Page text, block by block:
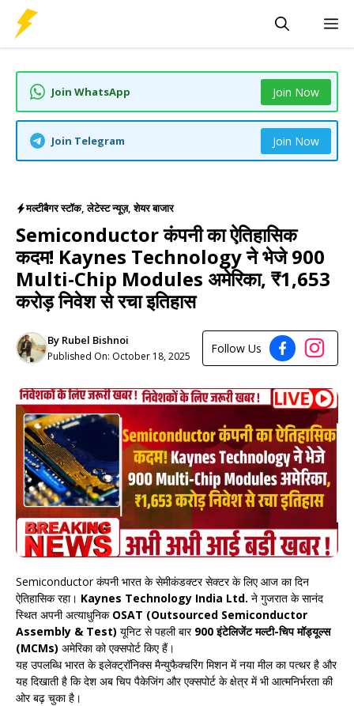
content
Join WhatsApp Join Now
Join Telegram Join Now
मल्टीबैगर स्टॉक,लेटेस्ट न्यूज़,शेयर बाजार
Semiconductor कंपनी का ऐतिहासिक
कदम! Kaynes Technology ने भेजे 900
Multi-Chip Modules अमेरिका, ₹1,653
करोड़ निवेश से रचा इतिहास
By Rubel Bishnoi
Published On: October 18, 2025
Follow Us
Semiconductor कंपनी भारत के सेमीकंडक्टर सेक्टर के लिए आज का दिन
ऐतिहासिक रहा। Kaynes Technology India Ltd. ने गुजरात के सानंद
स्थित अपनी अत्याधुनिक OSAT (Outsourced Semiconductor
Assembly & Test) यूनिट से पहली बार 900 इंटेलिजेंट मल्टी-चिप मॉड्यूल्स
(MCMs) अमेरिका को एक्सपोर्ट किए हैं।
यह उपलब्धि भारत के इलेक्ट्रॉनिक्स मैन्युफैक्चरिंग मिशन में नया मील का पत्थर है और
यह दिखाती है कि देश अब चिप पैकेजिंग और एक्सपोर्ट के क्षेत्र में भी आत्मनिर्भरता की
ओर बढ़ चुका है।